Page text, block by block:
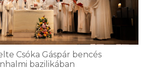
Csóka Gáspár bencés
bazilikában